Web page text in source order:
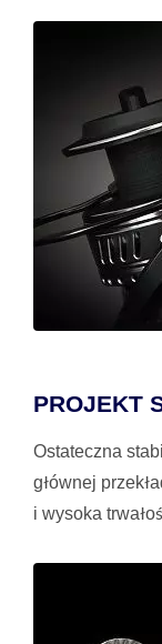
PROJEKT
Ostateczna
głównej
i wysoka